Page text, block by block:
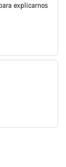
explicarnos